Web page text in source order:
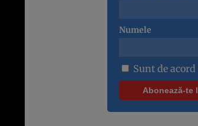
Numele
Sunt de acord